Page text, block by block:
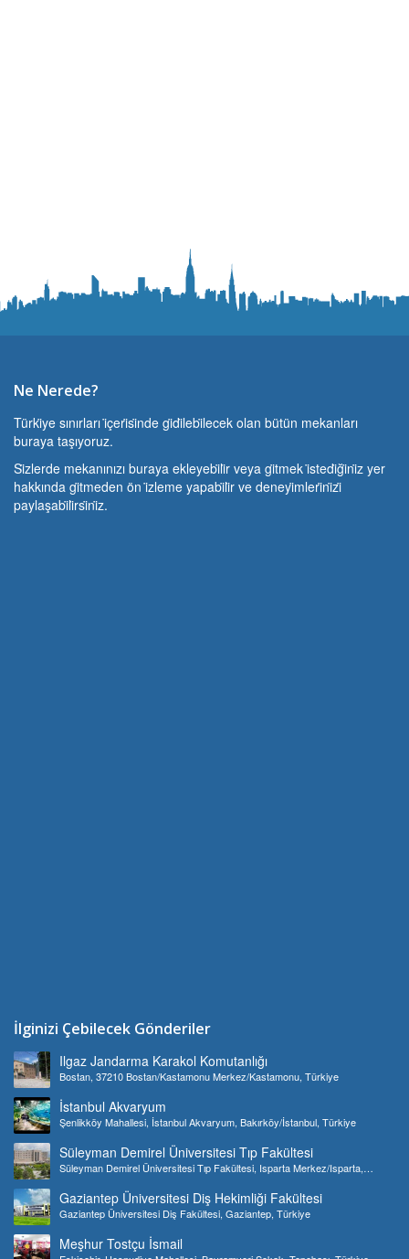
Ne Nerede?
Türki̇ye sınırları i̇çeri̇si̇nde gi̇di̇lebi̇lecek olan bütün mekanları
buraya taşıyoruz.
Si̇zlerde mekanınızı buraya ekleyebi̇li̇r veya gi̇tmek i̇stedi̇ği̇ni̇z yer
hakkında gi̇tmeden ön i̇zleme yapabi̇li̇r ve deneyi̇mleri̇ni̇zi̇
paylaşabi̇li̇rsi̇ni̇z.
İlginizi Çebilecek Gönderiler
Ilgaz Jandarma Karakol Komutanlığı
Bostan, 37210 Bostan/Kastamonu Merkez/Kastamonu, Türkiye
İstanbul Akvaryum
Şenlikköy Mahallesi, İstanbul Akvaryum, Bakırköy/İstanbul, Türkiye
Süleyman Demirel Üniversitesi Tıp Fakültesi
Süleyman Demirel Üniversitesi Tıp Fakültesi, Isparta Merkez/Isparta,
Gaziantep Üniversitesi Diş Hekimliği Fakültesi
Gaziantep Üniversitesi Diş Fakültesi, Gaziantep, Türkiye
Meşhur Tostçu İsmail